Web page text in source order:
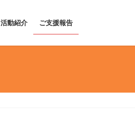
活動紹介 ご支援報告